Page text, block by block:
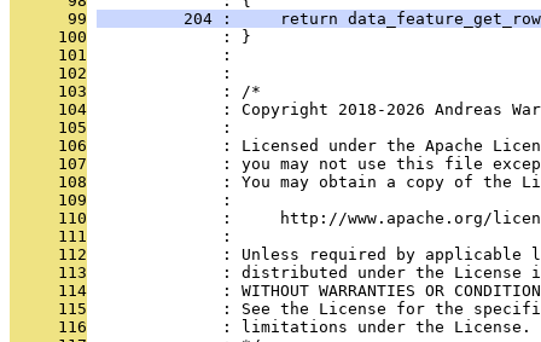
      99
204 :     return
     100
              : }
     101
              :
     102
              :
     103
              : /*
     104
: Copyright 2018-2026 Andreas
     105
              :
     106
: Licensed under the Apache
     107
: you may not use this file
     108
: You may obtain a copy of the
     109
              :
     110
:     http://www.apache.org/
     111
              :
     112
: Unless required by applicable
     113
: distributed under the License
     114
: WITHOUT WARRANTIES OR
     115
: See the License for the
     116
              : limitations under the License.